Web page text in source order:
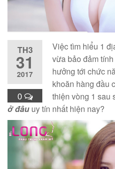
TH3
31
2017
0
Việc tìm hiểu 1
vừa bảo đảm
hưởng tới chức
khoăn hàng đầu
thiện vòng 1 sau
ở đâu uy tín nhất hiện nay?